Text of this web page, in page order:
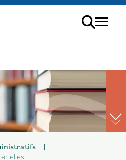
Menu
|